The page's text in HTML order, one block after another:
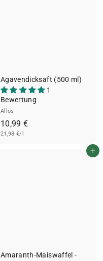
Agavendicksaft (500 ml)
1
Bewertung
Allos
10,99 €1
21,98 €/l
In den Einkaufswagen legen
Amaranth-Maiswaffel -